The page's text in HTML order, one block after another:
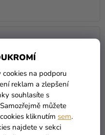
cookies na podporu
reklam a zlepšení
souhlasíte s
můžete
kliknutím sem.
najdete v sekci